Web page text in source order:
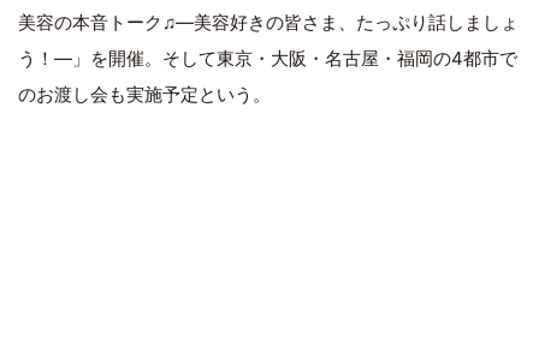
美容の本音トーク♫―美容好きの皆さま、たっぷり話しましょ
う！―」を開催。そして東京・大阪・名古屋・福岡の4都市で
のお渡し会も実施予定という。